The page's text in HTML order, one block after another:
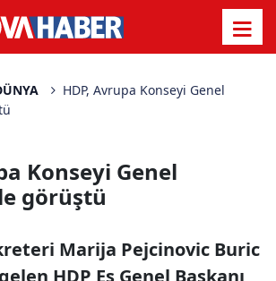
HDP, Avrupa Konseyi Genel
Konseyi Genel
görüştü
Marija Pejcinovic Buric
HDP Eş Genel Başkanı